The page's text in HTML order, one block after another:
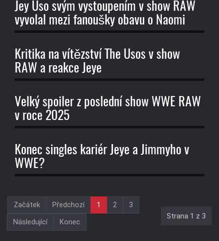
Jey Uso svým vystoupením v show RAW
vyvolal mezi fanoušky obavu o Naomi
Kritika na vítězství The Usos v show
RAW a reakce Jeye
Velký spoiler z poslední show WWE RAW
v roce 2025
Konec singles kariér Jeye a Jimmyho v
WWE?
Strana 1 z 3
Začátek Předchozí 1 2
3
Následující
Konec